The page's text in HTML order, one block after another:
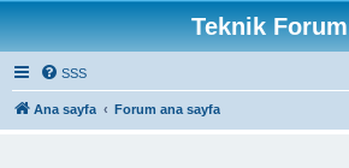
Teknik Forum
SSS
Ana sayfa Forum ana sayfa